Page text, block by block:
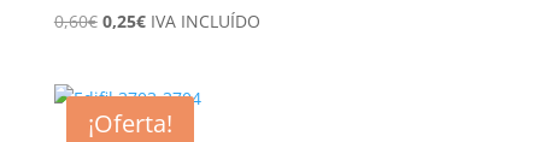
0,60€ El
era:
0,60€.
0,25€El
es:
0,25€.
IVA INCLUÍDO
¡Oferta!